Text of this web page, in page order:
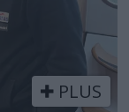
PLUS